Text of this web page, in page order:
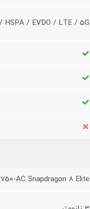
HSPA / EVDO / LTE / 5G
AC Snapdragon 8 Elite